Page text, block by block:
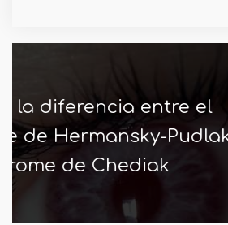
¿Cuál es la
seda y algodón?
Sta. Jaime Bravo